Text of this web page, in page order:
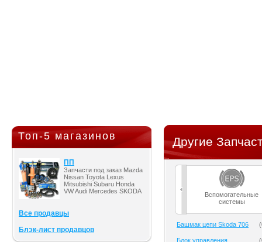
Топ-5 магазинов
ПП
Запчасти под заказ Mazda
Nissan Toyota Lexus
Mitsubishi Subaru Honda
VW Audi Mercedes SKODA
Все продавцы
Блэк-лист продавцов
Другие
Вспомогательные
системы
Башмак цепи Skoda 706 (
Блок управления
(